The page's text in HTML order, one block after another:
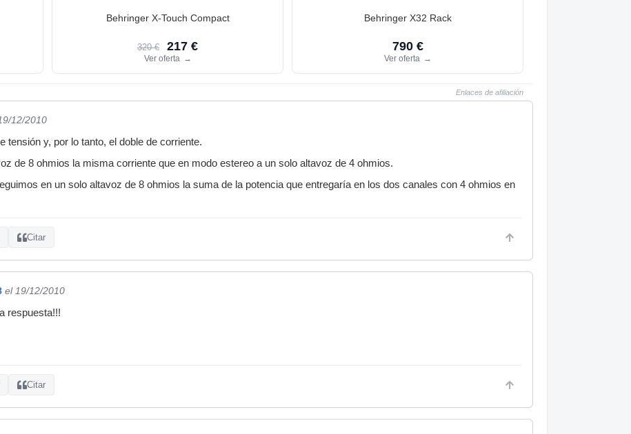
Behringer X-Touch Compact
320 € 217 €
Ver oferta →
Behringer X32 Rack
790 €
Ver oferta →
Enlaces de afiliación
12/2010
tensión y, por lo tanto, el doble de corriente.
de 8 ohmios la misma corriente que en modo estereo a un solo altavoz de 4 ohmios.
en un solo altavoz de 8 ohmios la suma de la potencia que entregaría en los dos canales con 4 ohmios en
Citar
el 19/12/2010
respuesta!!!
Citar